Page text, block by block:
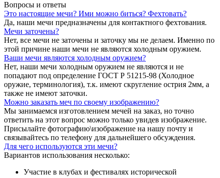
Вопросы и ответы
Это настоящие мечи? Ими можно биться? Фехтовать?
Да, наши мечи предназначены для контактного фехтования.
Мечи заточены?
Нет, все мечи не заточены и заточку мы не делаем. Именно по
этой причине наши мечи не являются холодным оружием.
Ваши мечи являются холодным оружием?
Нет, наши мечи холодным оружием не являются и не
попадают под определение ГОСТ Р 51215-98 (Холодное
оружие, терминология), т.к. имеют скругление острия 2мм, а
также не имеют заточки.
Можно заказать меч по своему изображению?
Мы занимаемся изготовлением мечей на заказ, но точно
ответить на этот вопрос можно только увидев изображение.
Присылайте фотографию\изображение на нашу почту и
связывайтесь по телефону для дальнейшего обсуждения.
Для чего используются эти мечи?
Вариантов использования несколько:
Участие в клубах и фестивалях исторической